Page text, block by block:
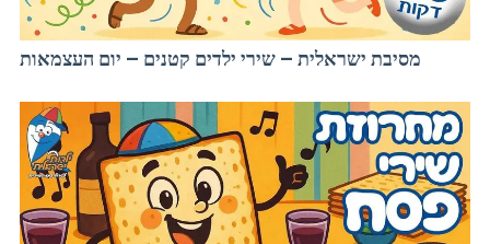
מסיבת ישראלית – שירי ילדים קטנים – יום העצמאות